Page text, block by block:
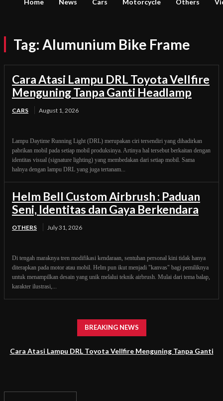
Home News Cars Motorcycle Others
Tag: Alumunium Bike Frame
Cara Atasi Lampu DRL Toyota Vellfire
Menguning Tanpa Ganti Headlamp
CARS August 1, 2026
Lampu Daytime Running Light (DRL) merupakan ciri tersendiri yang dihadirkan
pabrikan mobil pada setiap mobil produksinya. Artinya hal tersebut berkaitan dengan
identitas visual (signature lighting) yang membedakan dari setiap mobil. Sama
halnya dengan lampu DRL yang juga tertanam...
Helm Bell Custom Airbrush : Paduan
Seni, Identitas dan Gaya Berkendara
OTHERS July 31, 2026
Di tengah maraknya tren modifikasi kendaraan, sentuhan personal kini tidak hanya
diterapkan pada motor atau mobil. Helm pun ikut menjadi "kanvas" bagi pemiliknya
untuk menampilkan desain yang unik melalui teknik airbrush. Mulai dari tema balap,
karakter ilustrasi,...
BREAKING NEWS
Cara Atasi Lampu DRL Toyota Vellfire Menguning Tanpa Ganti